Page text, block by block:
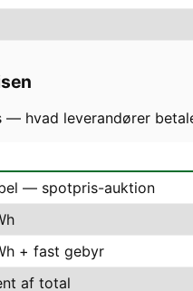
— hvad leverandører
— spotpris-auktion
+ fast gebyr
af total